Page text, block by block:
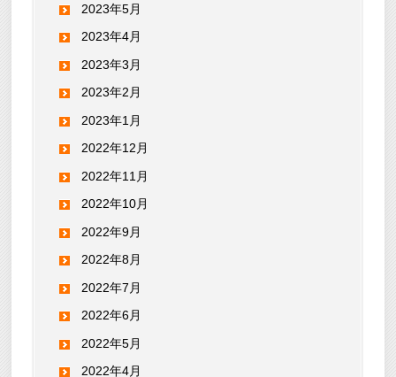
2023年5月
2023年4月
2023年3月
2023年2月
2023年1月
2022年12月
2022年11月
2022年10月
2022年9月
2022年8月
2022年7月
2022年6月
2022年5月
2022年4月